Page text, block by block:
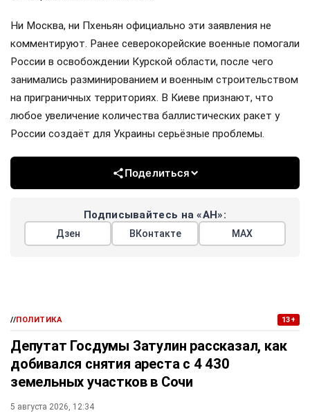
Ни Москва, ни Пхеньян официально эти заявления не
комментируют. Ранее северокорейские военные помогали
России в освобождении Курской области, после чего
занимались разминированием и военным строительством
на приграничных территориях. В Киеве признают, что
любое увеличение количества баллистических ракет у
России создаёт для Украины серьёзные проблемы.
Поделиться
Подписывайтесь на «АН»:
Дзен ВКонтакте МАХ
//ПОЛИТИКА 13+
Депутат Госдумы Затулин рассказал, как
добивался снятия ареста с 4 430
земельных участков в Сочи
5 августа 2026, 12:34